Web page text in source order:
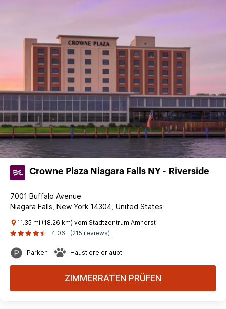
Crowne Plaza Niagara Falls NY - Riverside
7001 Buffalo Avenue
Niagara Falls, New York 14304, United States
11.35 mi (18.26 km) vom Stadtzentrum Amherst
4.06
(215 reviews)
Parken Haustiere erlaubt
ZIMMERRATEN PRÜFEN